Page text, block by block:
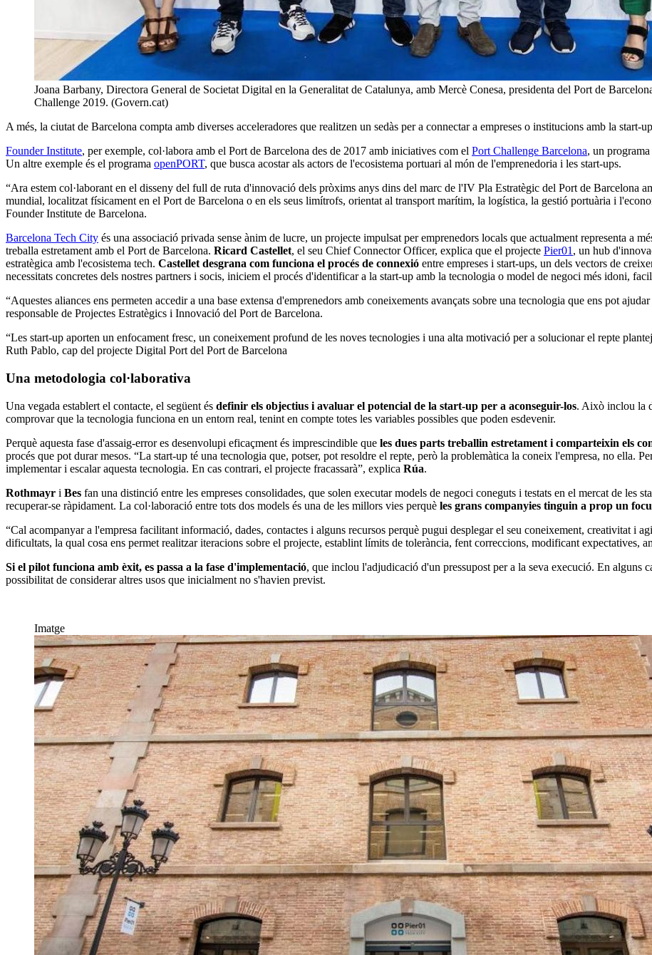
Joana Barbany, Directora General de Societat Digital en la Generalitat de Catalunya, amb Mercè Conesa, presidenta del Port de
Challenge 2019. (Govern.cat)
A més, la ciutat de Barcelona compta amb diverses acceleradores que realitzen un sedàs per a connectar a empreses o institucions amb la start-
Founder Institute, per exemple, col·labora amb el Port de Barcelona des de 2017 amb iniciatives com el Port Challenge Barcelona, un
Un altre exemple és el programa openPORT, que busca acostar als actors de l'ecosistema portuari al món de l'emprenedoria i les start-ups.
“Ara estem col·laborant en el disseny del full de ruta d'innovació dels pròxims anys dins del marc de l'IV Pla Estratègic del Port de Barcelona
mundial, localitzat físicament en el Port de Barcelona o en els seus limítrofs, orientat al transport marítim, la logística, la gestió portuària i
Founder Institute de Barcelona.
Barcelona Tech City és una associació privada sense ànim de lucre, un projecte impulsat per emprenedors locals que actualment representa a
treballa estretament amb el Port de Barcelona. Ricard Castellet, el seu Chief Connector Officer, explica que el projecte Pier01 , un hub
estratègica amb l'ecosistema tech. Castellet desgrana com funciona el procés de connexió entre empreses i start-ups, un dels vectors de
necessitats concretes dels nostres partners i socis, iniciem el procés d'identificar a la start-up amb la tecnologia o model de negoci més idoni,
“Aquestes aliances ens permeten accedir a una base extensa d'emprenedors amb coneixements avançats sobre una tecnologia que ens pot
responsable de Projectes Estratègics i Innovació del Port de Barcelona.
“Les start-up aporten un enfocament fresc, un coneixement profund de les noves tecnologies i una alta motivació per a solucionar el repte
Ruth Pablo, cap del projecte Digital Port del Port de Barcelona
Una metodologia col·laborativa
Una vegada establert el contacte, el següent és definir els objectius i avaluar el potencial de la start-up per a aconseguir-los. Això inclou la
comprovar que la tecnologia funciona en un entorn real, tenint en compte totes les variables possibles que poden esdevenir.
Perquè aquesta fase d'assaig-error es desenvolupi eficaçment és imprescindible que les dues parts treballin estretament i comparteixin els
procés que pot durar mesos. “La start-up té una tecnologia que, potser, pot resoldre el repte, però la problemàtica la coneix l'empresa, no ella.
implementar i escalar aquesta tecnologia. En cas contrari, el projecte fracassarà”, explica Rúa.
Rothmayr i Bes fan una distinció entre les empreses consolidades, que solen executar models de negoci coneguts i testats en el mercat de les
recuperar-se ràpidament. La col·laboració entre tots dos models és una de les millors vies perquè les grans companyies tinguin a prop un
“Cal acompanyar a l'empresa facilitant informació, dades, contactes i alguns recursos perquè pugui desplegar el seu coneixement, creativitat i
dificultats, la qual cosa ens permet realitzar iteracions sobre el projecte, establint límits de tolerància, fent correccions, modificant expectatives,
Si el pilot funciona amb èxit, es passa a la fase d'implementació, que inclou l'adjudicació d'un pressupost per a la seva execució. En alguns
possibilitat de considerar altres usos que inicialment no s'havien previst.
Imatge